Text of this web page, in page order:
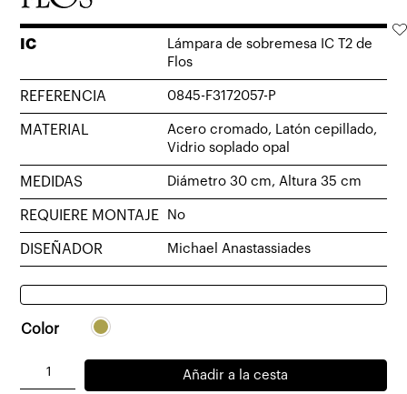
IC
Lámpara de sobremesa IC T2 de
Flos
REFERENCIA 0845-F3172057-P
MATERIAL
Acero cromado, Latón cepillado,
Vidrio soplado opal
MEDIDAS Diámetro 30 cm, Altura 35 cm
REQUIERE MONTAJE No
DISEÑADOR Michael Anastassiades
Color
Lámpara
Añadir a la cesta